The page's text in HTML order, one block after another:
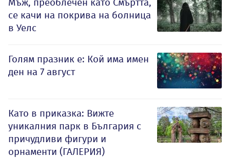
се качи на покрива на болница
в Уелс
Голям празник е: Кой има имен
ден на 7 август
Като в приказка: Вижте
уникалния парк в България с
причудливи фигури и
орнаменти (ГАЛЕРИЯ)